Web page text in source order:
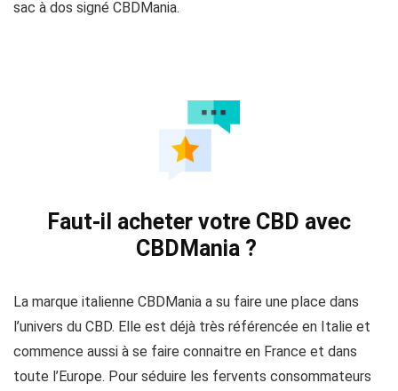
sac à dos signé CBDMania.
Faut-il acheter votre CBD avec
CBDMania ?
La marque italienne CBDMania a su faire une place dans
l’univers du CBD. Elle est déjà très référencée en Italie et
commence aussi à se faire connaitre en France et dans
toute l’Europe. Pour séduire les fervents consommateurs